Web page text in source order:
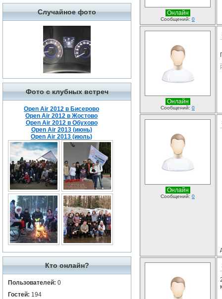
Случайное фото
Фото с клубных встреч
Open Air 2012 в Бисерово
Open Air 2012 в Жостово
Open Air 2012 в Обухово
Open Air 2013 (июнь)
Open Air 2013 (июль)
Кто онлайн?
Пользователей: 0
Гостей: 194
Онлайн
Сообщений: 0
Онлайн
Сообщений: 0
Онлайн
Сообщений: 0